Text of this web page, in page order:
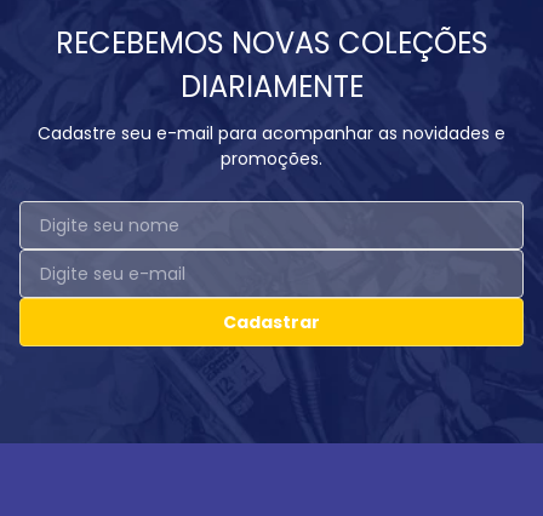
RECEBEMOS NOVAS COLEÇÕES
DIARIAMENTE
Cadastre seu e-mail para acompanhar as novidades e
promoções.
Cadastrar